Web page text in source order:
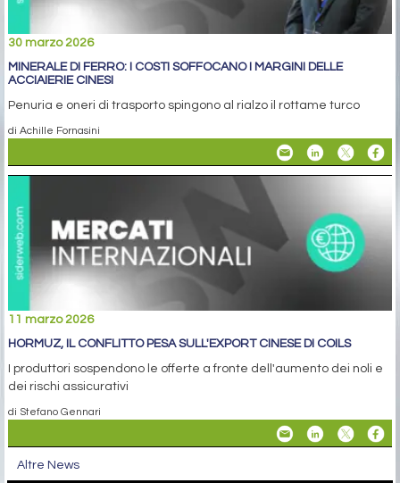
30 marzo 2026
MINERALE DI FERRO: I COSTI SOFFOCANO I MARGINI DELLE
ACCIAIERIE CINESI
Penuria e oneri di trasporto spingono al rialzo il rottame turco
di Achille Fornasini
11 marzo 2026
HORMUZ, IL CONFLITTO PESA SULL'EXPORT CINESE DI COILS
I produttori sospendono le offerte a fronte dell'aumento dei noli e
dei rischi assicurativi
di Stefano Gennari
Altre News